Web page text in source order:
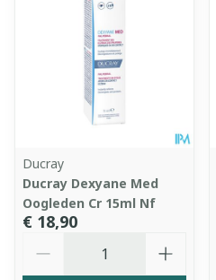
Ducray
Ducray Dexyane Med
Oogleden Cr 15ml Nf
€ 18,90